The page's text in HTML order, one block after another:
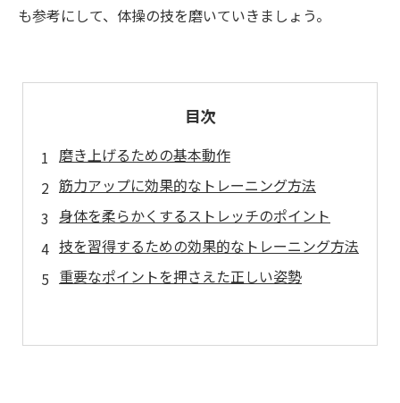
も参考にして、体操の技を磨いていきましょう。
目次
磨き上げるための基本動作
筋力アップに効果的なトレーニング方法
身体を柔らかくするストレッチのポイント
技を習得するための効果的なトレーニング方法
重要なポイントを押さえた正しい姿勢